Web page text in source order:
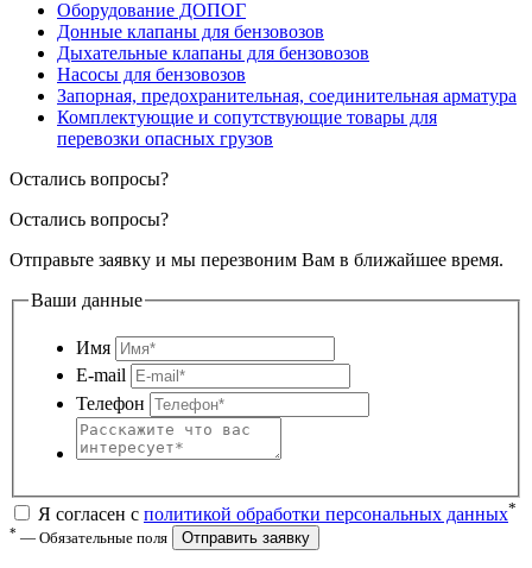
Оборудование ДОПОГ
Донные клапаны для бензовозов
Дыхательные клапаны для бензовозов
Насосы для бензовозов
Запорная, предохранительная, соединительная арматура
Комплектующие и сопутствующие товары для
перевозки опасных грузов
Остались вопросы?
Остались вопросы?
Отправьте заявку и мы перезвоним Вам в ближайшее время.
Ваши данные
Имя
E-mail
Телефон
Я согласен с политикой обработки персональных данных*
* — Обязательные поля Отправить заявку